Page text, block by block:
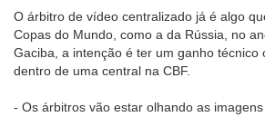
O árbitro de vídeo centralizado já é algo
Copas do Mundo, como a da Rússia, no
Gaciba, a intenção é ter um ganho técnico
dentro de uma central na CBF.
- Os árbitros vão estar olhando as